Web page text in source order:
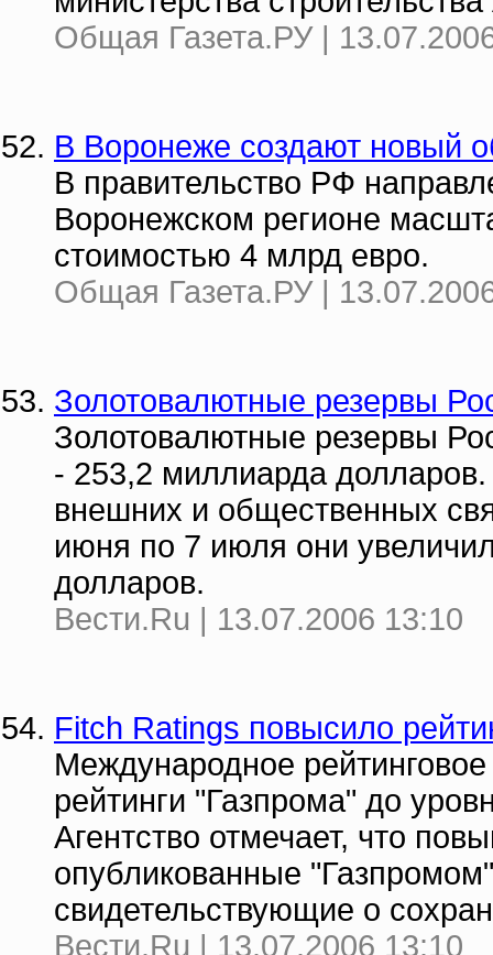
Общая Газета.РУ |
В Воронеже создают новый
В правительство РФ
Воронежском регионе
стоимостью 4 млрд евро.
Общая Газета.РУ |
Золотовалютные резервы
Золотовалютные резервы
- 253,2 миллиарда
внешних и общественных
июня по 7 июля они
долларов.
Вести.Ru | 13.07.2006 13:10
Fitch Ratings повысило
Международное
рейтинги "Газпрома" до
Агентство отмечает, что
опубликованные
свидетельствующие о
Вести.Ru | 13.07.2006 13:10